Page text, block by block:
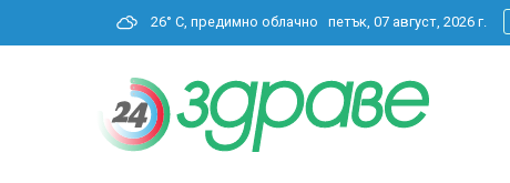
26° C, предимно облачно петък, 07 август, 2026 г.